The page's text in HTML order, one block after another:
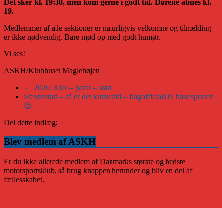
Det sker kl. 19:30, men kom gerne i godt tid. Dørene åbnes kl.
19.
Medlemmer af alle sektioner er naturligvis velkomne og tilmelding
er ikke nødvendig. Bare mød op med godt humør.
Vi ses!
ASKH/Klubhuset Maglehøjen
← 2026: Klar – parat – start
Sæsonstart – så er det kursustid – flagofficials til banesporten
😊 →
Del dette indlæg:
Blev medlem af ASKH
Er du ikke allerede medlem af Danmarks største og bedste
motorsportsklub, så brug knappen herunder og bliv en del af
fællesskabet.